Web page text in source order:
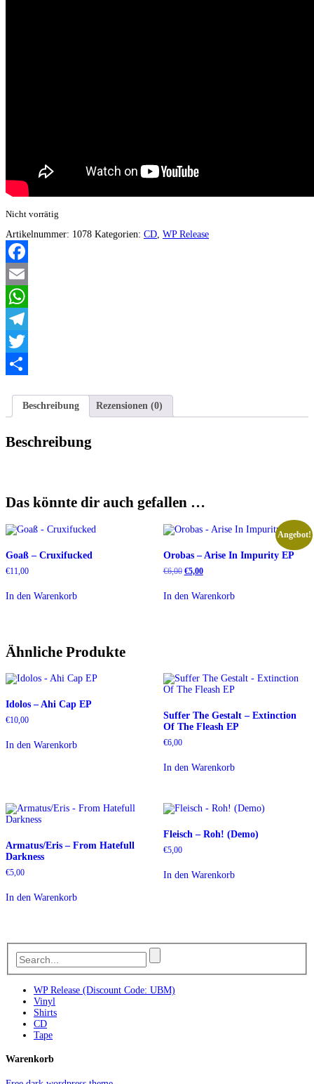
Nicht vorrätig
Artikelnummer: 1078 Kategorien: CD, WP Release
Facebook
Email
WhatsApp
Telegram
Twitter
Beschreibung
Rezensionen (0)
Beschreibung
Das könnte dir auch gefallen …
Goaß – Cruxifucked
€11,00
In den Warenkorb
Angebot!
Orobas – Arise In Impurity EP
€6,00 Ursprünglicher
war:
€6,00
€5,00Aktueller
€5,00.
In den Warenkorb
Ähnliche Produkte
Idolos – Ahi Cap EP
€10,00
In den Warenkorb
Suffer The Gestalt – Extinction
Of The Fleash EP
€6,00
In den Warenkorb
Armatus/Eris – From Hatefull
Darkness
€5,00
In den Warenkorb
Fleisch – Roh! (Demo)
€5,00
In den Warenkorb
WP Release (Discount Code: UBM)
Vinyl
Shirts
CD
Tape
Warenkorb